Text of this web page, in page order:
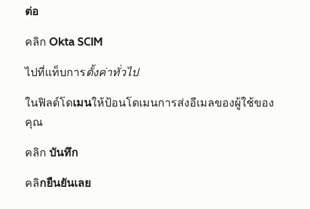
ต่อ
คลิก Okta SCIM
ไปที่แท็บการตั้งค่าทั่วไป
ในฟิลด์โดเมนให้ป้อนโดเมนการส่งอีเมลของผู้ใช้ของ
คุณ
คลิก บันทึก
คลิกยืนยันเลย